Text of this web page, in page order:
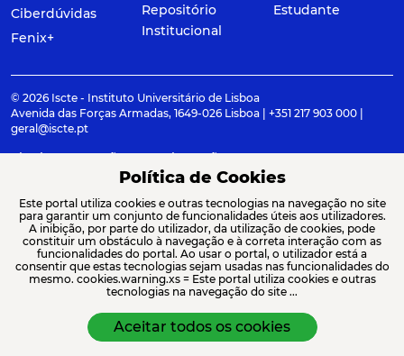
Ciberdúvidas
Fenix+
Repositório
Institucional
Estudante
© 2026 Iscte - Instituto Universitário de Lisboa
Avenida das Forças Armadas, 1649-026 Lisboa | +351 217 903 000 |
geral@iscte.pt
Elogios, Sugestões e Reclamações
Termos e condições
Canal de denúncia
ACREDITAÇÕES E ASSOCIAÇÕES
Política de Cookies
Este portal utiliza cookies e outras tecnologias na navegação no site
para garantir um conjunto de funcionalidades úteis aos utilizadores.
A inibição, por parte do utilizador, da utilização de cookies, pode
constituir um obstáculo à navegação e à correta interação com as
funcionalidades do portal. Ao usar o portal, o utilizador está a
consentir que estas tecnologias sejam usadas nas funcionalidades do
mesmo. cookies.warning.xs = Este portal utiliza cookies e outras
tecnologias na navegação do site ...
Aceitar todos os cookies